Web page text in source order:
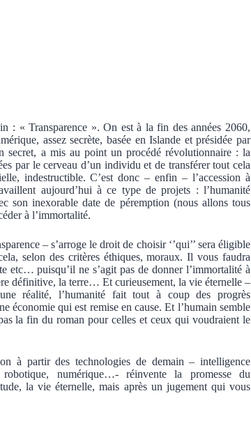
: « Transparence ». On est à la fin des années 2060,
assez secrète, basée en Islande et présidée par
secret, a mis au point un procédé révolutionnaire : la
par le cerveau d’un individu et de transférer tout cela
indestructible. C’est donc – enfin – l’accession à
aujourd’hui à ce type de projets : l’humanité
son inexorable date de péremption (nous allons tous
à l’immortalité.
– s’arroge le droit de choisir ‘’qui’’ sera éligible
selon des critères éthiques, moraux. Il vous faudra
etc… puisqu’il ne s’agit pas de donner l’immortalité à
définitive, la terre… Et curieusement, la vie éternelle –
réalité, l’humanité fait tout à coup des progrès
économie qui est remise en cause. Et l’humain semble
la fin du roman pour celles et ceux qui voudraient le
à partir des technologies de demain – intelligence
robotique, numérique…- réinvente la promesse du
la vie éternelle, mais après un jugement qui vous